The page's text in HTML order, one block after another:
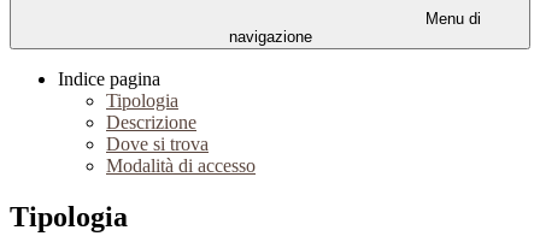
Menu di
navigazione
Indice pagina
Tipologia
Descrizione
Dove si trova
Modalità di accesso
Tipologia